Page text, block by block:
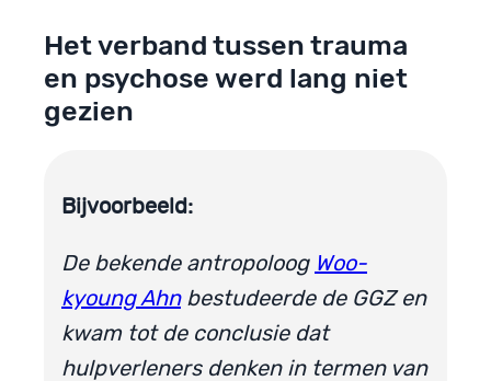
Het verband tussen trauma
en psychose werd lang niet
gezien
Bijvoorbeeld:
De bekende antropoloog Woo-
kyoung Ahnbestudeerde de GGZ en
kwam tot de conclusie dat
hulpverleners denken in termen van